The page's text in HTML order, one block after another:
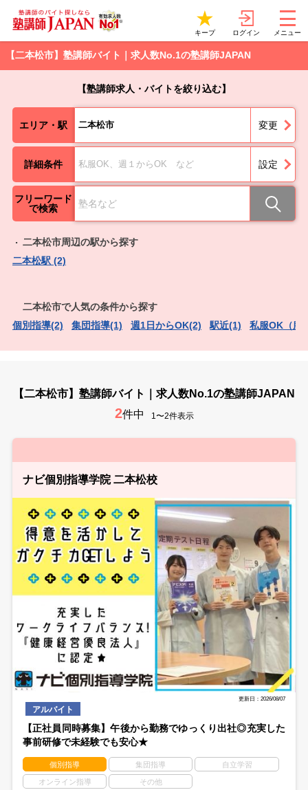
キープ ログイン メニュー
【二本松市】塾講師バイト｜求人数No.1の塾講師JAPAN
【塾講師求人・バイトを絞り込む】
エリア・駅 二本松市 変更
詳細条件 私服OK、週１からOK など 設定
フリーワード
で検索
二本松市周辺の駅から探す
二本松駅 (2)
二本松市で人気の条件から探す
個別指導(2)
集団指導(1) 週1日からOK(2) 駅近(1) 私服OK（服
【二本松市】塾講師バイト｜求人数No.1の塾講師JAPAN
2件中 1〜2件表示
ナビ個別指導学院 二本松校
更新日：2026/08/07
アルバイト
【正社員同時募集】午後から勤務でゆっくり出社◎充実した
事前研修で未経験でも安心★
個別指導 集団指導 自立学習
オンライン指導 その他